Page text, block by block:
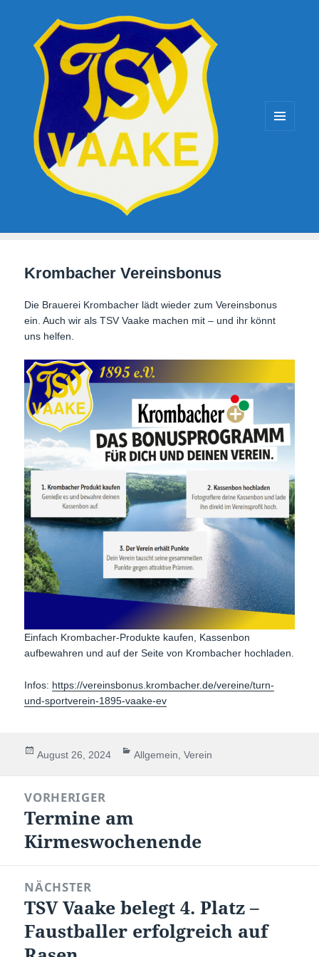
TSV-Vaake
Krombacher Vereinsbonus
Die Brauerei Krombacher lädt wieder zum Vereinsbonus
ein. Auch wir als TSV Vaake machen mit – und ihr könnt
uns helfen.
Einfach Krombacher-Produkte kaufen, Kassenbon
aufbewahren und auf der Seite von Krombacher hochladen.
Infos: https://vereinsbonus.krombacher.de/vereine/turn-
und-sportverein-1895-vaake-ev
Veröffentlicht
August 26, 2024 Kategorien
Allgemein,Verein
VORHERIGER
Vorheriger
Termine am
Kirmeswochenende
NÄCHSTER
Nächster
TSV Vaake belegt 4. Platz –
Faustballer erfolgreich auf